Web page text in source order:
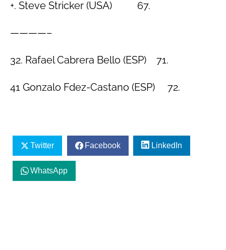
+. Steve Stricker (USA) 67.
————–
32. Rafael Cabrera Bello (ESP) 71.
41 Gonzalo Fdez-Castano (ESP) 72.
Twitter Facebook LinkedIn
WhatsApp